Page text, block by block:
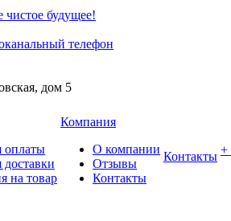
телефон
дом 5
оплаты
доставки
на товар
Компания
О компании
Отзывы
Контакты
Контакты